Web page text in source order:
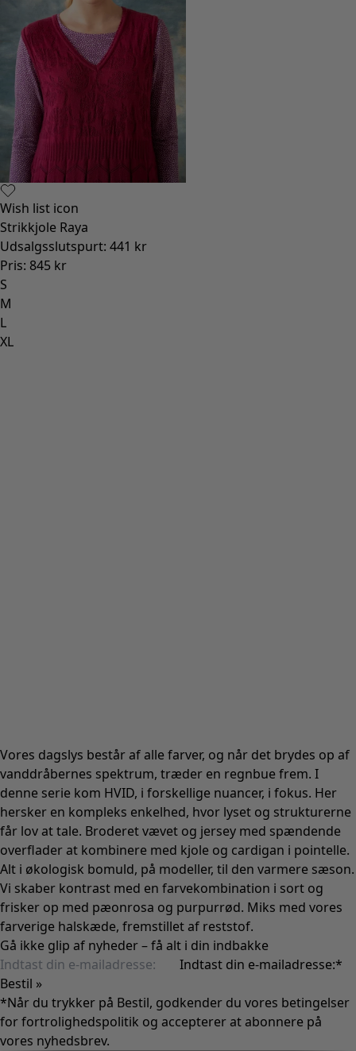
Wish list icon
Strikkjole Raya
Udsalgsslutspurt: 441 kr
Pris: 845 kr
S
M
L
XL
Vores dagslys består af alle farver, og når det brydes op af
vanddråbernes spektrum, træder en regnbue frem. I
denne serie kom HVID, i forskellige nuancer, i fokus. Her
hersker en kompleks enkelhed, hvor lyset og strukturerne
får lov at tale. Broderet vævet og jersey med spændende
overflader at kombinere med kjole og cardigan i pointelle.
Alt i økologisk bomuld, på modeller, til den varmere sæson.
Vi skaber kontrast med en farvekombination i sort og
frisker op med pæonrosa og purpurrød. Miks med vores
farverige halskæde, fremstillet af reststof.
Gå ikke glip af nyheder – få alt i din indbakke
Indtast din e-mailadresse:*
Bestil »
*Når du trykker på Bestil, godkender du vores betingelser
forfortrolighedspolitik og accepterer at abonnere på
vores nyhedsbrev.